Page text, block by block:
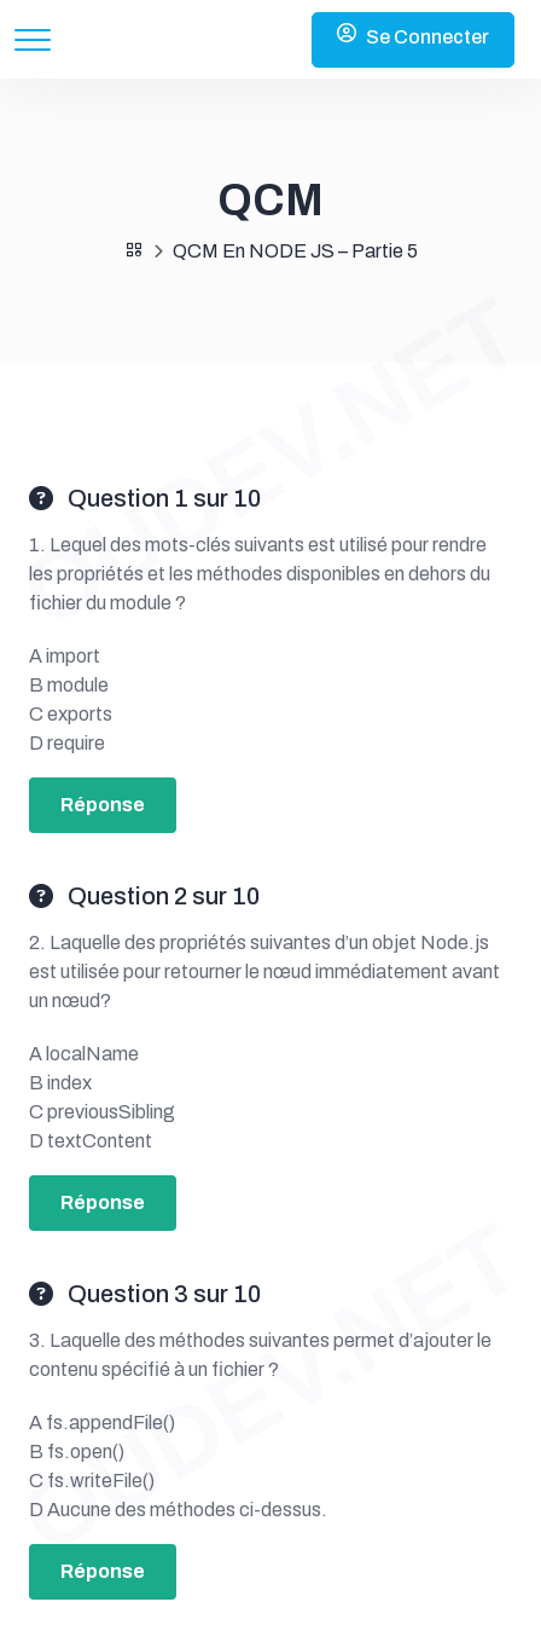
Se Connecter
QCM
QCM En NODE JS – Partie 5
Question 1 sur 10
1. Lequel des mots-clés suivants est utilisé pour rendre
les propriétés et les méthodes disponibles en dehors du
fichier du module ?
A import
B module
C exports
D require
Réponse
Question 2 sur 10
2. Laquelle des propriétés suivantes d’un objet Node.js
est utilisée pour retourner le nœud immédiatement avant
un nœud?
A localName
B index
C previousSibling
D textContent
Réponse
Question 3 sur 10
3. Laquelle des méthodes suivantes permet d’ajouter le
contenu spécifié à un fichier ?
A fs.appendFile()
B fs.open()
C fs.writeFile()
D Aucune des méthodes ci-dessus.
Réponse
OUDEV.NET
OUDEV.NET